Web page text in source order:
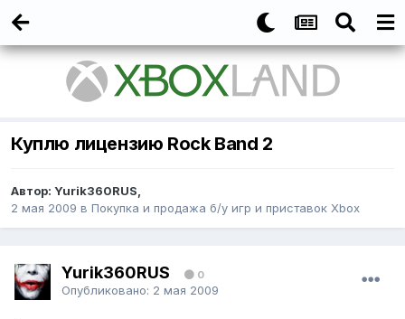
Куплю лицензию Rock Band 2
Автор: Yurik360RUS,
2 мая 2009 в Покупка и продажа б/у игр и приставок Xbox
Yurik360RUS 0
Опубликовано: 2 мая 2009